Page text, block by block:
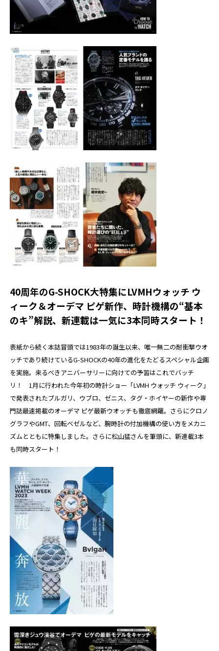
40周年のG-SHOCK大特集にLVMHウォッチ ウ
ィーク＆オーデマ ピゲ新作、時計機構の“基本
のキ”解説、新連載は一気に3本同時スタート！
表紙から続く本誌冒頭では1983年の誕生以来、唯一無二の耐衝撃ウオ
ッチであり続けているG-SHOCKの40年の進化をたどるスペシャル企画
を実施。来るべきアニバーサリーに向けての予習はこれでバッチ
リ！ 1月に行われた今年初の時計ショー「LVMH ウォッチ ウィーク」
で発表されたブルガリ、ウブロ、ゼニス、タグ・ホイヤーの新作や専
門誌最速掲載のオーデマ ピゲ最新ウオッチも徹底網羅。さらにクロノ
グラフやGMT、回転ベゼルなど、腕時計の付加機構の使い方をメカニ
ズムとともに特集しました。さらに松山猛さんを筆頭に、新連載3本
も同時スタート！